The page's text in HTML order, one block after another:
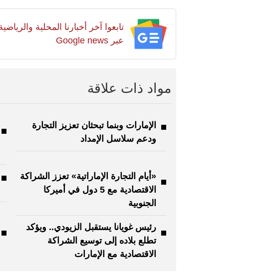
تابعوا آخر أخبارنا المحلية
عبر Google news
مواد ذات علاقة
الإمارات وبنما تبحثان تعزيز التجارة
ودعم سلاسل الإمداد
«أيام التجارة الإماراتية» تعزز الشراكة
الاقتصادية مع 5 دول في أميركا
الجنوبية
رئيس غويانا يستقبل الزيودي.. ويؤكد
تطلع بلاده إلى توسيع الشراكة
الاقتصادية مع الإمارات